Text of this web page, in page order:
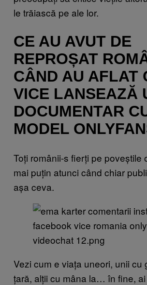
le trăiască pe ale lor.
CE AU AVUT DE
REPROȘAT
CÂND AU AFLAT
VICE LANSEAZĂ
DOCUMENTAR
MODEL
Toți românii-s fierți pe poveștile
mai puțin atunci când chiar
așa ceva.
Vezi cum e viața uneori, unii cu
țară, alții cu mâna la… în fine,